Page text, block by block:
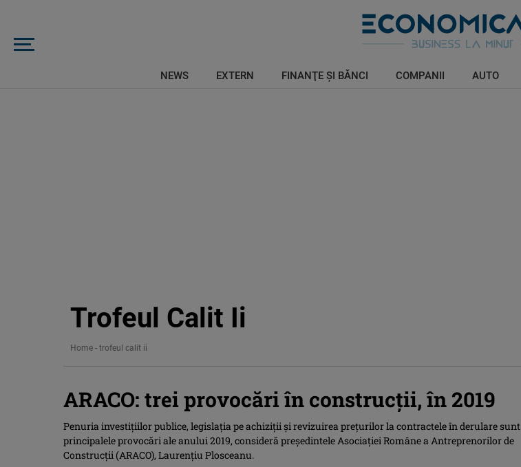
NEWS EXTERN FINANŢE ŞI BĂNCI COMPANII AUTO
Trofeul Calit Ii
Home - trofeul calit ii
ARACO: trei provocări în construcţii, în 2019
Penuria investiţiilor publice, legislaţia pe achiziţii şi revizuirea preţurilor la contractele în derulare sunt
principalele provocări ale anului 2019, consideră preşedintele Asociaţiei Române a Antreprenorilor de
Construcţii (ARACO), Laurenţiu Plosceanu.